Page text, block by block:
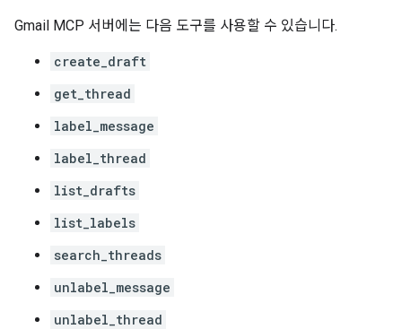
Gmail MCP 서버에는 다음 도구를 사용할 수 있습니다.
create_draft
get_thread
label_message
label_thread
list_drafts
list_labels
search_threads
unlabel_message
unlabel_thread